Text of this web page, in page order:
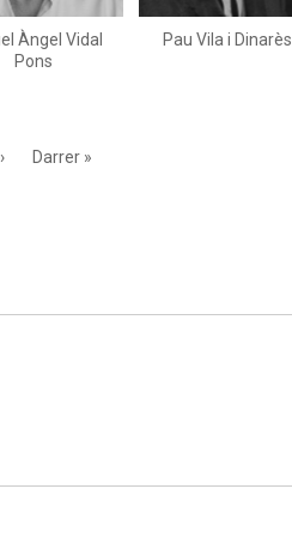
Àngel Vidal
Pons
Pau Vila i Dinarès
Última
Darrer »